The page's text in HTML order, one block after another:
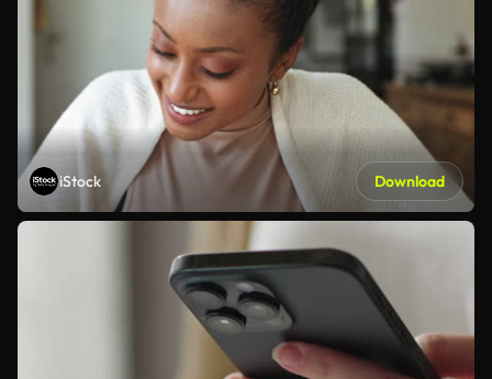
iStock Download